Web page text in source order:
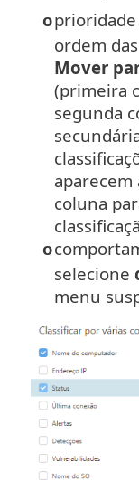
oprioridade
ordem
Mover
(primeira
segunda
aparecem
coluna
o
selecione
menu